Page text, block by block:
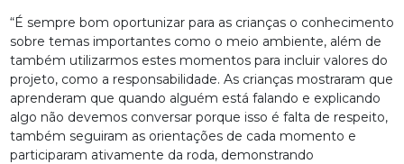
“É sempre bom oportunizar para as crianças o conhecimento
sobre temas importantes como o meio ambiente, além de
também utilizarmos estes momentos para incluir valores do
projeto, como a responsabilidade. As crianças mostraram que
aprenderam que quando alguém está falando e explicando
algo não devemos conversar porque isso é falta de respeito,
também seguiram as orientações de cada momento e
participaram ativamente da roda, demonstrando